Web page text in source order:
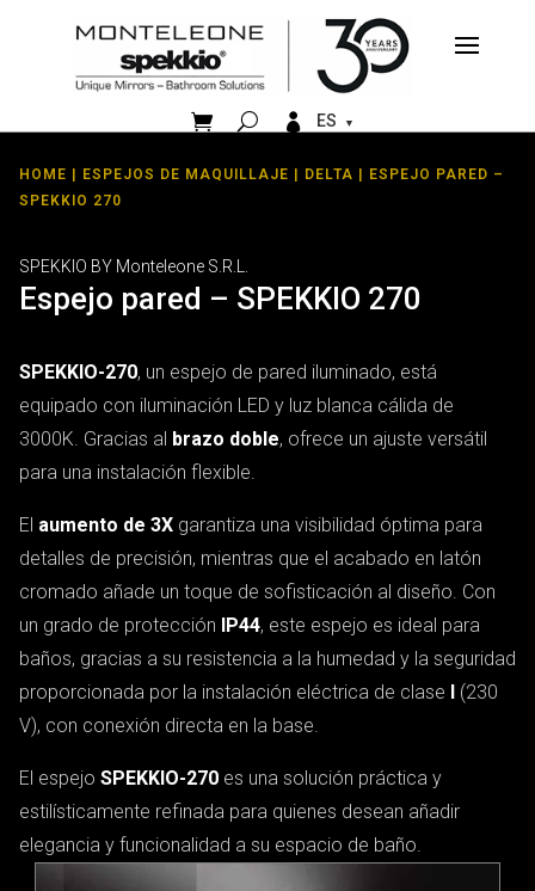
  ES
HOME | ESPEJOS DE MAQUILLAJE | DELTA | ESPEJO PARED –
SPEKKIO 270
SPEKKIO BY Monteleone S.R.L.
Espejo pared – SPEKKIO 270
SPEKKIO-270, un espejo de pared iluminado, está
equipado con iluminación LED y luz blanca cálida de
3000K. Gracias al brazo doble, ofrece un ajuste versátil
para una instalación flexible.
El aumento de 3X garantiza una visibilidad óptima para
detalles de precisión, mientras que el acabado en latón
cromado añade un toque de sofisticación al diseño. Con
un grado de protección IP44, este espejo es ideal para
baños, gracias a su resistencia a la humedad y la seguridad
proporcionada por la instalación eléctrica de clase I (230
V), con conexión directa en la base.
El espejo SPEKKIO-270 es una solución práctica y
estilísticamente refinada para quienes desean añadir
elegancia y funcionalidad a su espacio de baño.